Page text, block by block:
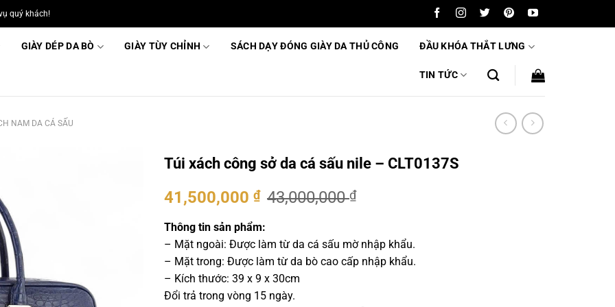
quý khách!
GIÀY DÉP DA BÒ GIÀY TÙY CHỈNH SÁCH DẠY ĐÓNG GIÀY DA THỦ CÔNG ĐẦU KHÓA THẮT LƯNG
TIN TỨC
NAM DA CÁ SẤU
Túi xách công sở da cá sấu nile – CLT0137S
43,000,000₫
Giá
là:
43,000,000 ₫.
41,500,000 ₫Giá
tại
là:
41,500,000 ₫.
Thông tin sản phẩm:
– Mặt ngoài: Được làm từ da cá sấu mờ nhập khẩu.
– Mặt trong: Được làm từ da bò cao cấp nhập khẩu.
– Kích thước: 39 x 9 x 30cm
Đổi trả trong vòng 15 ngày.